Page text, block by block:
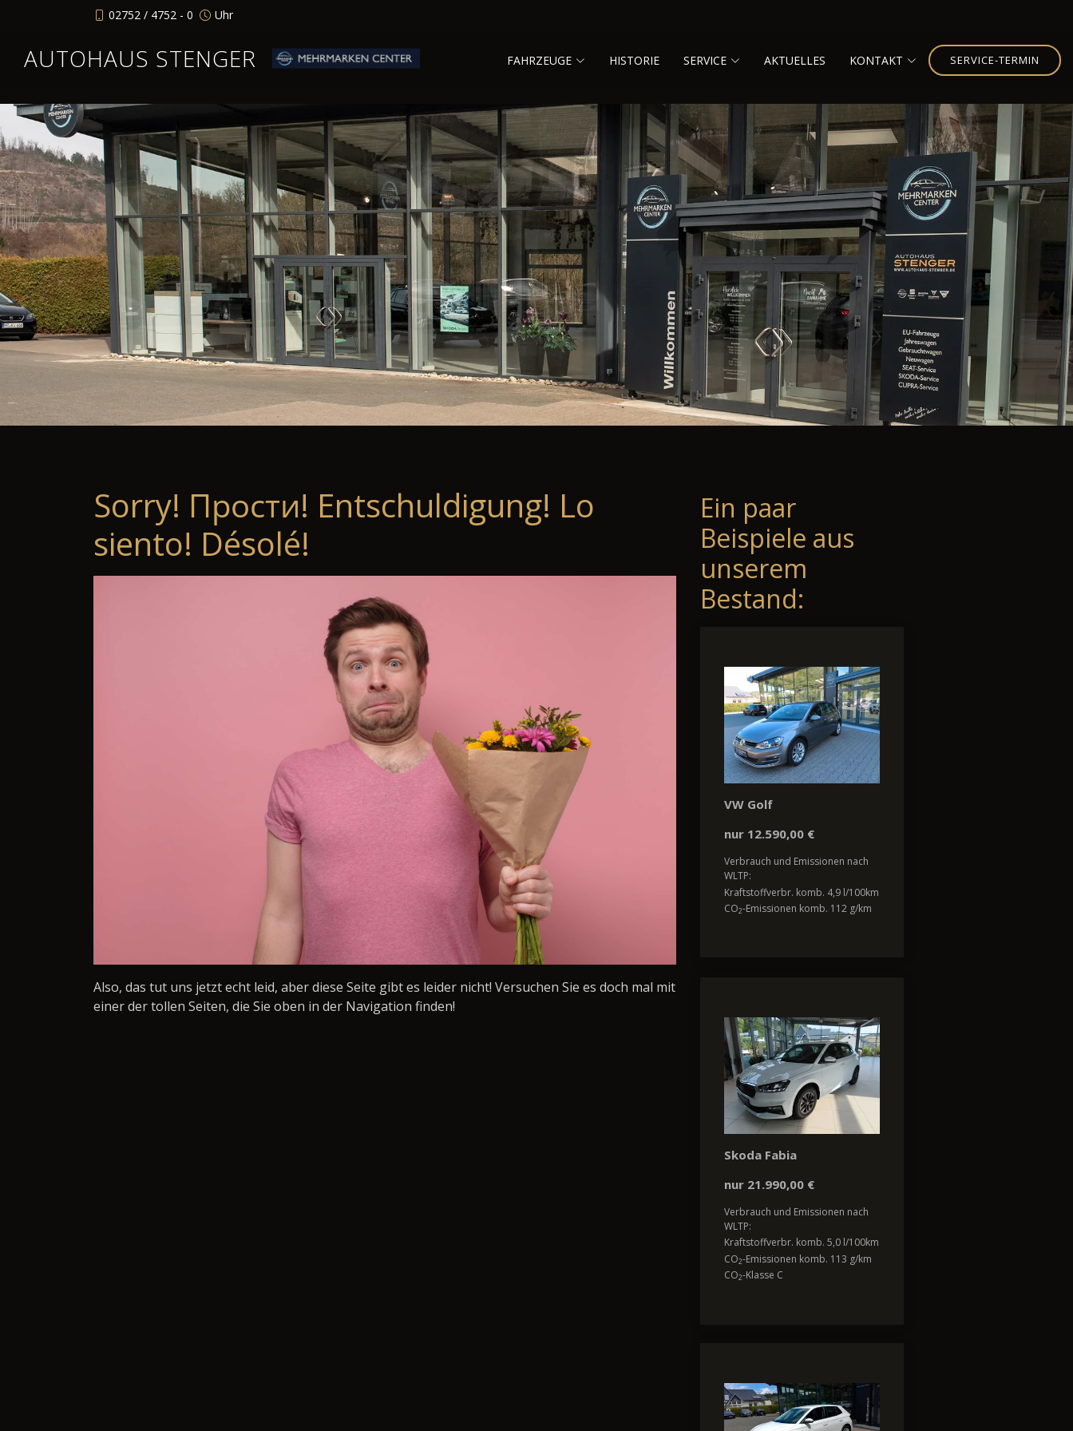
02752 / 4752 - 0 Uhr
AUTOHAUS STENGER FAHRZEUGE HISTORIE SERVICE AKTUELLES KONTAKT SERVICE-TERMIN
Sorry! Прости! Entschuldigung! Lo
siento! Désolé!
Also, das tut uns jetzt echt leid, aber diese Seite gibt es leider nicht! Versuchen Sie es doch mal mit
einer der tollen Seiten, die Sie oben in der Navigation finden!
Ein paar
Beispiele aus
unserem
Bestand:
VW Golf
nur 12.590,00 €
Verbrauch und Emissionen nach
WLTP:
Kraftstoffverbr. komb. 4,9 l/100km
CO2-Emissionen komb. 112 g/km
Skoda Fabia
nur 21.990,00 €
Verbrauch und Emissionen nach
WLTP:
Kraftstoffverbr. komb. 5,0 l/100km
CO2-Emissionen komb. 113 g/km
CO2-Klasse C